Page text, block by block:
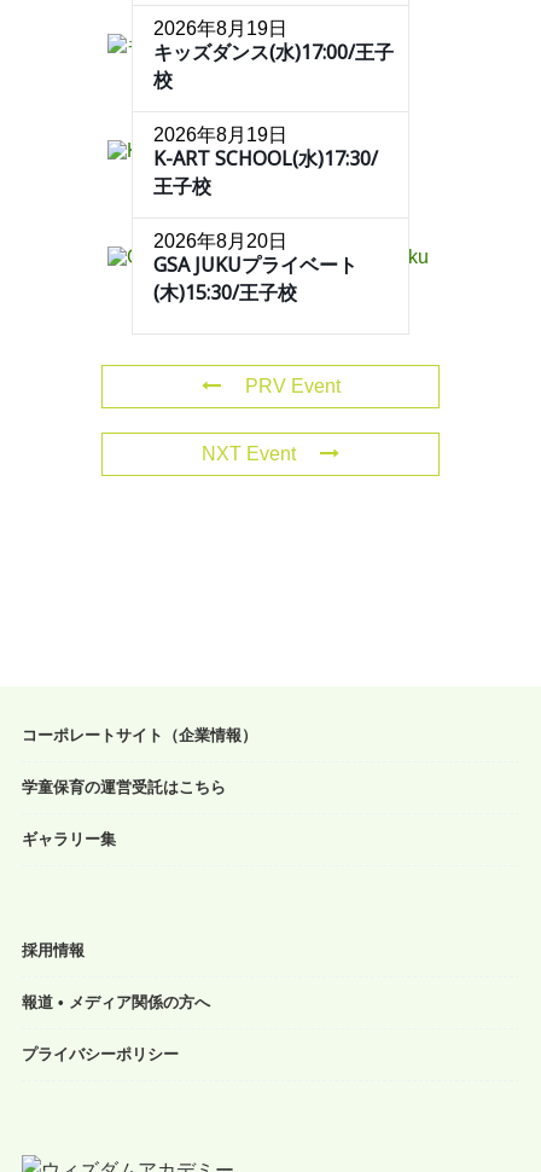
2026年8月19日
キッズダンス(水)17:00/王子
校
2026年8月19日
K-ART SCHOOL(水)17:30/
王子校
2026年8月20日
GSA JUKUプライベート
(木)15:30/王子校
PRV Event
NXT Event
コーポレートサイト（企業情報）
学童保育の運営受託はこちら
ギャラリー集
採用情報
報道 • メディア関係の方へ
プライバシーポリシー